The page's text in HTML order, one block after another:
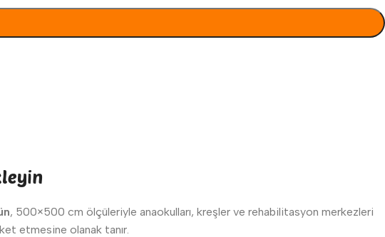
, 500×500 cm ölçüleriyle anaokulları, kreşler ve rehabilitasyon merkezleri
etmesine olanak tanır.